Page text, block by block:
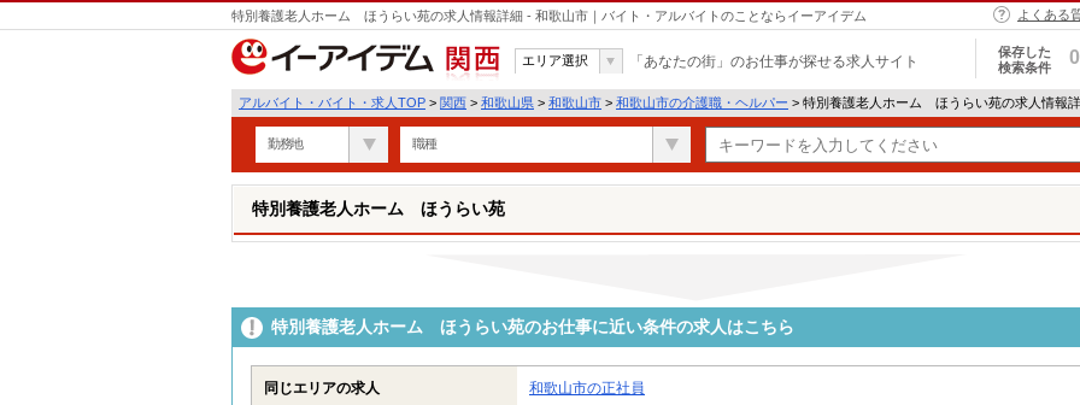
特別養護老人ホーム ほうらい苑の求人情報詳細 - 和歌山市｜バイト・アルバイトのことならイーアイデム よくある
関西
エリア選択 「あなたの街」のお仕事が探せる求人サイト
保存した
検索条件
0
アルバイト・バイト・求人TOP > 関西 > 和歌山県 > 和歌山市 > 和歌山市の介護職・ヘルパー > 特別養護老人ホーム ほうらい苑の求人情報
勤務地 職種
特別養護老人ホーム ほうらい苑
特別養護老人ホーム ほうらい苑のお仕事に近い条件の求人はこちら
同じエリアの求人 和歌山市の正社員